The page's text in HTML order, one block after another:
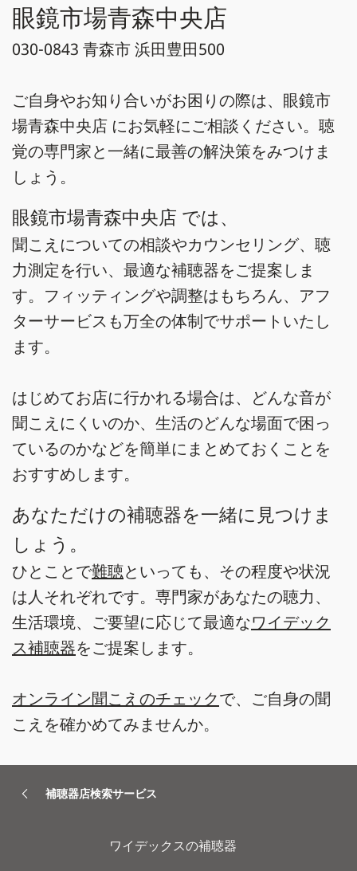
眼鏡市場青森中央店
030-0843 青森市 浜田豊田500
ご自身やお知り合いがお困りの際は、眼鏡市
場青森中央店 にお気軽にご相談ください。聴
覚の専門家と一緒に最善の解決策をみつけま
しょう。
眼鏡市場青森中央店 では、
聞こえについての相談やカウンセリング、聴
力測定を行い、最適な補聴器をご提案しま
す。フィッティングや調整はもちろん、アフ
ターサービスも万全の体制でサポートいたし
ます。
はじめてお店に行かれる場合は、どんな音が
聞こえにくいのか、生活のどんな場面で困っ
ているのかなどを簡単にまとめておくことを
おすすめします。
あなただけの補聴器を一緒に見つけま
しょう。
ひとことで難聴といっても、その程度や状況
は人それぞれです。専門家があなたの聴力、
生活環境、ご要望に応じて最適なワイデック
ス補聴器をご提案します。
オンライン聞こえのチェックで、ご自身の聞
こえを確かめてみませんか。
補聴器店検索サービス
ワイデックスの補聴器